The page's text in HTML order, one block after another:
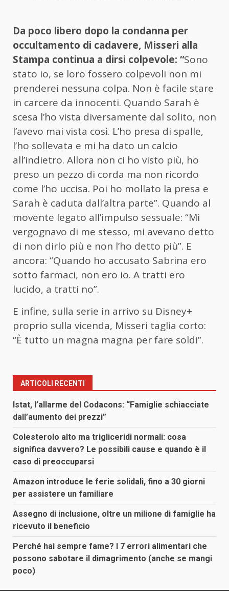
Da poco libero dopo la condanna per
occultamento di cadavere, Misseri alla
Stampa continua a dirsi colpevole: “Sono
stato io, se loro fossero colpevoli non mi
prenderei nessuna colpa. Non è facile stare
in carcere da innocenti. Quando Sarah è
scesa l’ho vista diversamente dal solito, non
l’avevo mai vista così. L’ho presa di spalle,
l’ho sollevata e mi ha dato un calcio
all’indietro. Allora non ci ho visto più, ho
preso un pezzo di corda ma non ricordo
come l’ho uccisa. Poi ho mollato la presa e
Sarah è caduta dall’altra parte”. Quando al
movente legato all’impulso sessuale: “Mi
vergognavo di me stesso, mi avevano detto
di non dirlo più e non l’ho detto più”. E
ancora: “Quando ho accusato Sabrina ero
sotto farmaci, non ero io. A tratti ero
lucido, a tratti no”.
E infine, sulla serie in arrivo su Disney+
proprio sulla vicenda, Misseri taglia corto:
“È tutto un magna magna per fare soldi”.
ARTICOLI RECENTI
Istat, l’allarme del Codacons: “Famiglie schiacciate
dall’aumento dei prezzi”
Colesterolo alto ma trigliceridi normali: cosa
significa davvero? Le possibili cause e quando è il
caso di preoccuparsi
Amazon introduce le ferie solidali, fino a 30 giorni
per assistere un familiare
Assegno di inclusione, oltre un milione di famiglie ha
ricevuto il beneficio
Perché hai sempre fame? I 7 errori alimentari che
possono sabotare il dimagrimento (anche se mangi
poco)